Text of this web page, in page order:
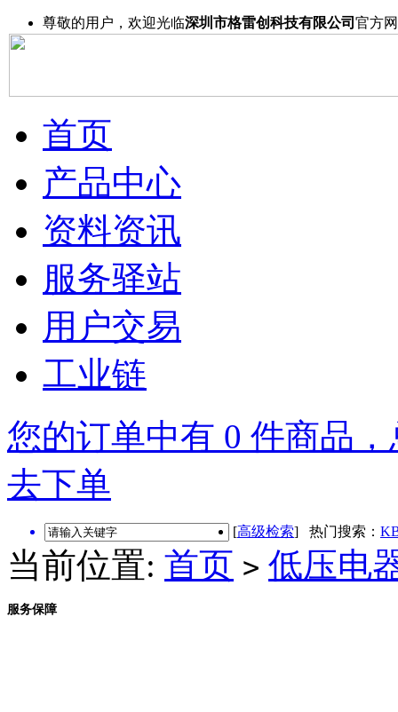
尊敬的用户，欢迎光临深圳市格雷创科技有限公司 官方
首页
产品中心
资料资讯
服务驿站
用户交易
工业链
您的订单中有 0 件商品
去下单
[高级检索] 热门搜索：
当前位置: 首页 > 低压电
服务保障